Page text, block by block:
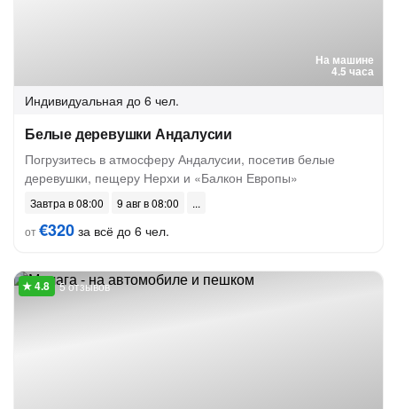
На машине
4.5 часа
Индивидуальная до 6 чел.
Белые деревушки Андалусии
Погрузитесь в атмосферу Андалусии, посетив белые
деревушки, пещеру Нерхи и «Балкон Европы»
Завтра в 08:00
9 авг в 08:00
от€320 за всё до 6 чел.
5 отзывов